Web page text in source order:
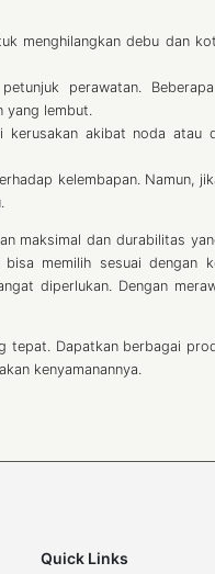
menghilangkan debu dan
perawatan.
yang lembut.
kerusakan akibat noda atau
kelembapan. Namun,
maksimal dan durabilitas
memilih sesuai dengan
diperlukan. Dengan
tepat. Dapatkan berbagai
kenyamanannya.
Quick Links